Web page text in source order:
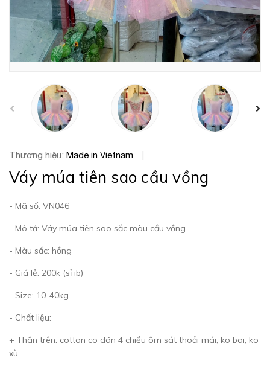
prev
Thương hiệu: Made in Vietnam
Váy múa tiên sao cầu vồng
- Mã số: VN046
- Mô tả: Váy múa tiên sao sắc màu cầu vồng
- Màu sắc: hồng
- Giá lẻ: 200k (sỉ ib)
- Size: 10-40kg
- Chất liệu:
+ Thân trên: cotton co dãn 4 chiều ôm sát thoải mái, ko bai, ko
xù